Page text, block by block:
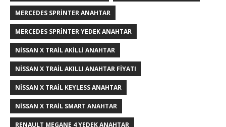
MERCEDES SPRINTER ANAHTAR
MERCEDES SPRINTER YEDEK ANAHTAR
NISSAN X TRAIL AKILLI ANAHTAR
NISSAN X TRAIL AKILLI ANAHTAR FIYATI
NISSAN X TRAIL KEYLESS ANAHTAR
NISSAN X TRAIL SMART ANAHTAR
RENAULT MEGANE 4 YEDEK ANAHTAR